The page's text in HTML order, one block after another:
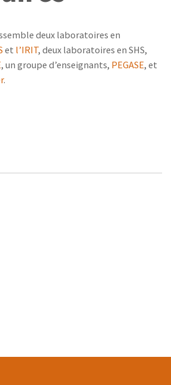
deux laboratoires en
et l’IRIT, deux laboratoires en SHS,
, un groupe d’enseignants, PEGASE, et
.